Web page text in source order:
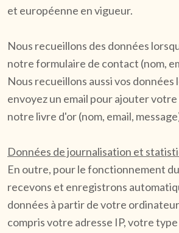
et européenne en vigueur.
Nous recueillons des données
notre formulaire de contact (nom,
Nous recueillons aussi vos données
envoyez un email pour ajouter votre
notre livre d'or (nom, email,
Données de journalisation et
En outre, pour le fonctionnement
recevons et enregistrons
données à partir de votre
compris votre adresse IP, votre